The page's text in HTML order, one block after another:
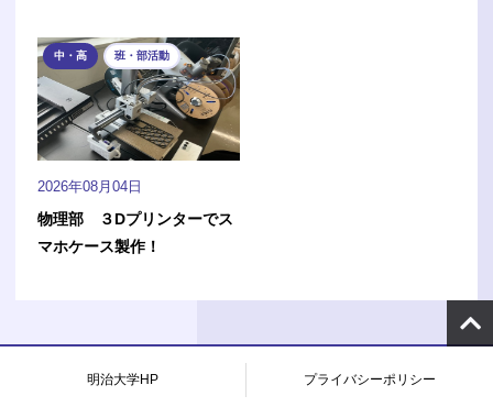
2026年08月04日
物理部 ３Dプリンターでス
マホケース製作！
中・高 班・部活動
明治大学HP プライバシーポリシー